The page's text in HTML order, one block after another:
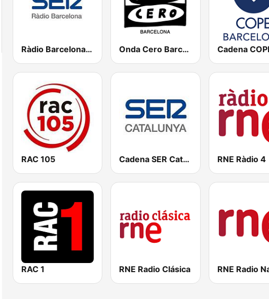
Ràdio Barcelona SER Onda Cero Barcelona
RAC 105 Cadena SER Catalunya RNE Ràdio 4
RAC 1 RNE Radio Clásica